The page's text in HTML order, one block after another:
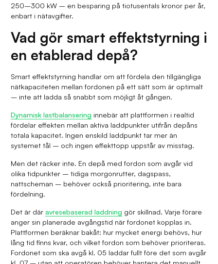
250–300 kW – en besparing på tiotusentals kronor per år,
enbart i nätavgifter.
Vad gör smart effektstyrning i
en etablerad depå?
Smart effektstyrning handlar om att fördela den tillgängliga
nätkapaciteten mellan fordonen på ett sätt som är optimalt
– inte att ladda så snabbt som möjligt åt gången.
Dynamisk lastbalansering innebär att plattformen i realtid
fördelar effekten mellan aktiva laddpunkter utifrån depåns
totala kapacitet. Ingen enskild laddpunkt tar mer än
systemet tål – och ingen effekttopp uppstår av misstag.
Men det räcker inte. En depå med fordon som avgår vid
olika tidpunkter – tidiga morgonrutter, dagspass,
nattscheman – behöver också prioritering, inte bara
fördelning.
Det är däravresebaserad laddning gör skillnad. Varje förare
anger sin planerade avgångstid när fordonet kopplas in.
Plattformen beräknar bakåt: hur mycket energi behövs, hur
lång tid finns kvar, och vilket fordon som behöver prioriteras.
Fordonet som ska avgå kl. 05 laddar fullt före det som avgår